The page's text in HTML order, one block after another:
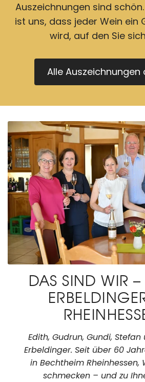
Auszeichnungen sind
ist uns, dass jeder Wein ein
wird, auf den Sie
Alle Auszeichnungen
DAS SIND WIR –
Edith, Gudrun, Gundi,
Erbeldinger. Seit über 60
in Bechtheim Rheinhessen,
schmecken – und zu